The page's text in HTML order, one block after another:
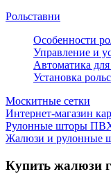
Рольставни
Особенности
Управление и
Автоматика для
Установка
Москитные сетки
Интернет-магазин
Рулонные шторы
Жалюзи и рулонные
Купить жалюзи